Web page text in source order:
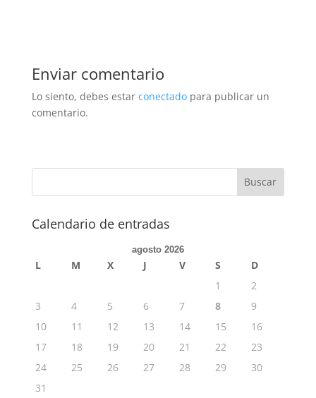
Enviar comentario
Lo siento, debes estar conectadopara publicar un
comentario.
Calendario de entradas
agosto 2026
L M X J V S
D
1
2
3
4 5 6 7 8
9
10
11 12 13 14 15
16
17
18 19 20 21 22
23
24
25 26 27 28 29
30
31